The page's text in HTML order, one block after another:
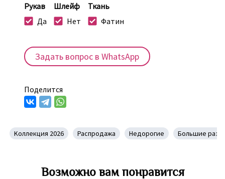
Рукав
Да
Шлейф
Нет
Ткань
Фатин
Задать вопрос в WhatsApp
Поделится
Kоллекция 2026 Распродажа Недорогие Большие
Возможно вам понравится